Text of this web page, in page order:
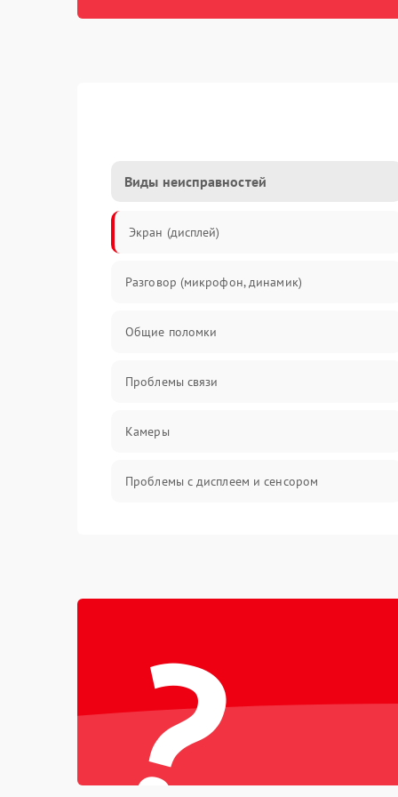
Виды неисправностей
Экран (дисплей)
Разговор (микрофон, динамик)
Общие поломки
Проблемы связи
Камеры
Проблемы с дисплеем и сенсором
аккумулятором
?